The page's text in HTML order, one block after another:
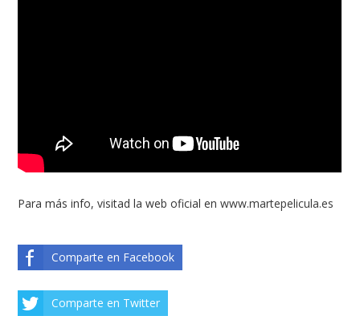
Para más info, visitad la web oficial enwww.martepelicula.es
Comparte en Facebook
Comparte en Twitter